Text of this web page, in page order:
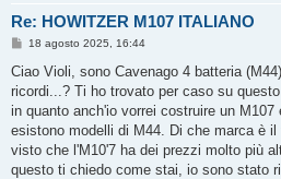
Re: HOWITZER M107 ITALIANO
M
s
a
g
i
o
18 agosto 2025, 16:44
Ciao Violi, sono Cavenago 4 batteria
ricordi...? Ti ho trovato per caso su
in quanto anch'io vorrei costruire un
esistono modelli di M44. Di che marca è
visto che l'M10'7 ha dei prezzi molto più
questo ti chiedo come stai, io sono stato